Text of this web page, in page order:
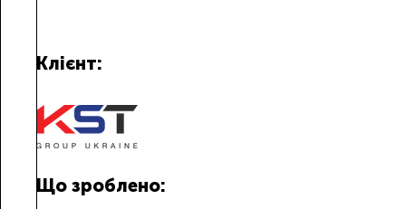
Клієнт:
Що зроблено: